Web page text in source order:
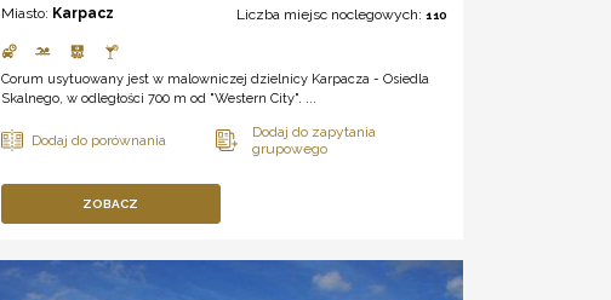
Miasto: Karpacz Liczba miejsc noclegowych: 110
Corum usytuowany jest w malowniczej dzielnicy Karpacza - Osiedla
Skalnego, w odległości 700 m od "Western City". ...
ZOBACZ